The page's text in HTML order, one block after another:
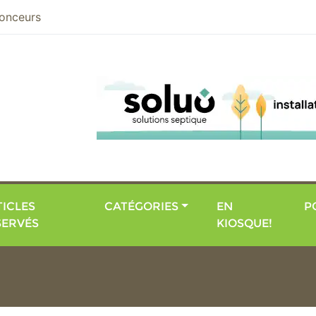
CATÉGORIES
EN
KIOSQUE!